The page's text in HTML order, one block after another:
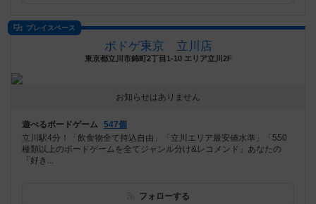
プレイスペース
ボドゲ東京 立川店
東京都立川市錦町2丁目1-10 エリア立川2F
お知らせはありません
遊べるボードゲーム 547個
立川駅4分！「飲食物全て持込自由」「立川エリア最安値水準」「550
種類以上のボードゲームを全てジャンル分け&レコメンド」あなたの
「好き...
フォローする